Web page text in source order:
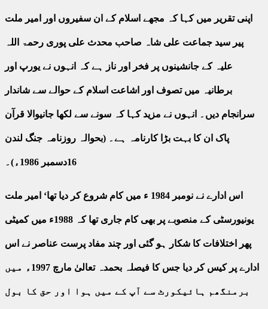
اپنی تقریر میں کہا کہ مجھے اسلام کے ان سفیروں اور امیر ملت
پیر سید جماعت علی شاہ صاحب محدث علی پوری رحمۃ اللہ
علیہ کے جانشینوں پر فخر اور ناز ہے کہ انہوں نے یورپ اور
برطانیہ میں تصوف اور اشاعت اسلام کے حوالے سے شاندار
سرانجام دیں۔ انہوں نے مزید کہا کہ سونے سے لکھا جانیوالا قرآن
پاک ان کا بہت بڑا کارنامہ ہے۔ (بحوالہ روزنامہ جنگ لندن
16دسمبر 1986ء)۔
اس ادارے نے نومبر 1984 ء میں کام شروع کر دیا تھا‘ امیر ملت
یونیورسٹی کے منصوبے پر بھی کام جاری تھا کہ 1988ء میں کمیٹی
پھر اختلافات کا شکار ہو گئی اور چند مفاد پرست عناصر نے اس
ادارے پر کیس کر دیا جس کا فیصلہ بحمدہ تعالیٰ مارچ 1997ء میں
برمنگھم ہائیکورٹ سے آپ کے میں ہوا اور حق کا بول